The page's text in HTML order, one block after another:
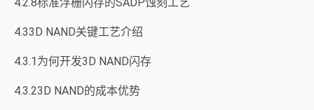
4.33D NAND关键工艺介绍
4.3.1为何开发3D NAND闪存
4.3.23D NAND的成本优势